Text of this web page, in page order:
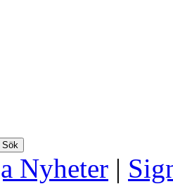
Sök
Nyheter |